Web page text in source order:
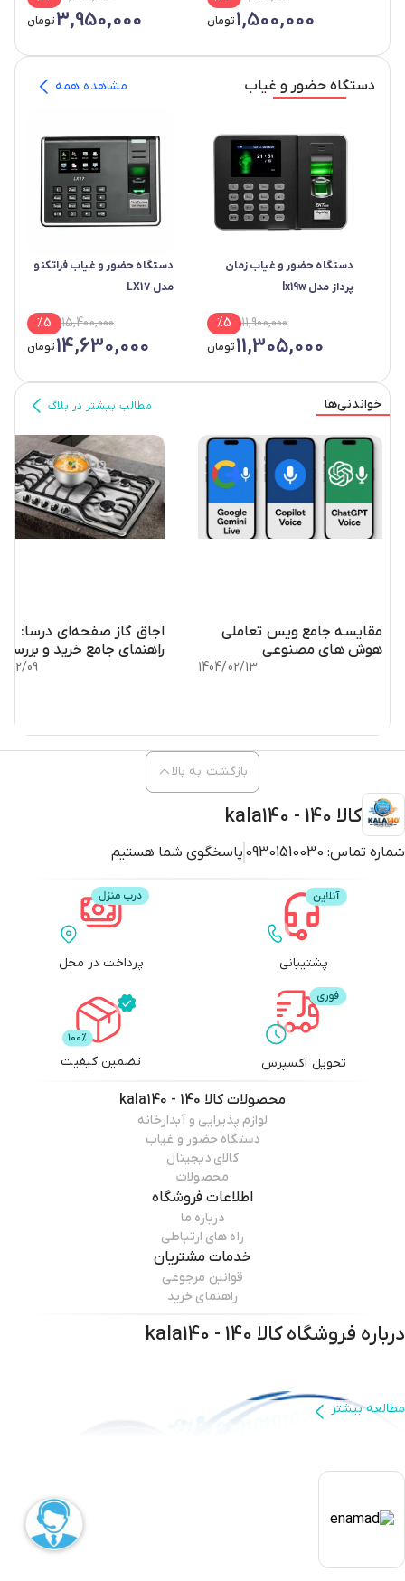
1,500,000تومان 3,950,000تومان
دستگاه حضور و غیاب مشاهده همه
دستگاه حضور و غیاب زمان
پرداز مدل lx19w
11,900,000
%5
11,305,000تومان
دستگاه حضور و غیاب فراتکنو
مدل LX17
15,400,000
%5
14,630,000تومان
خواندنی‌ها مطالب بیشتر در بلاگ
مقایسه جامع ویس تعاملی
هوش های مصنوعی
1404/02/13
اجاق گاز صفحه‌ای درسا:
راهنمای جامع خرید و بررسی
02/09
کالا 140 - kala140
شماره تماس: 09301510030 پاسخگوی شما هستیم
بازگشت به بالا
پشتیبانی پرداخت در محل
تحویل اکسپرس تضمین کیفیت
محصولاتکالا 140 - kala140
لوازم پذیرایی و آبدارخانه
دستگاه حضور و غیاب
کالای دیجیتال
محصولات
اطلاعات فروشگاه
درباره ما
راه های ارتباطی
خدمات مشتریان
قوانین مرجوعی
راهنمای خرید
درباره فروشگاهکالا 140 - kala140
مطالعه بیشتر